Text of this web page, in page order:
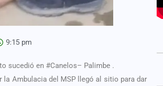
9:15 pm
sucedió en #Canelos– Palimbe .
Ambulacia del MSP llegó al sitio para dar